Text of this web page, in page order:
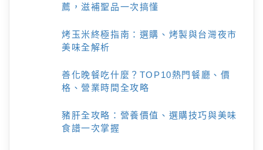
薦，滋補聖品一次搞懂
烤玉米終極指南：選購、烤製與台灣夜市
美味全解析
善化晚餐吃什麼？TOP10熱門餐廳、價
格、營業時間全攻略
豬肝全攻略：營養價值、選購技巧與美味
食譜一次掌握